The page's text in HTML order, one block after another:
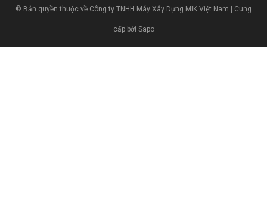
© Bản quyền thuộc về Công ty TNHH Máy Xây Dựng MIK Việt Nam | Cung
cấp bởi Sapo